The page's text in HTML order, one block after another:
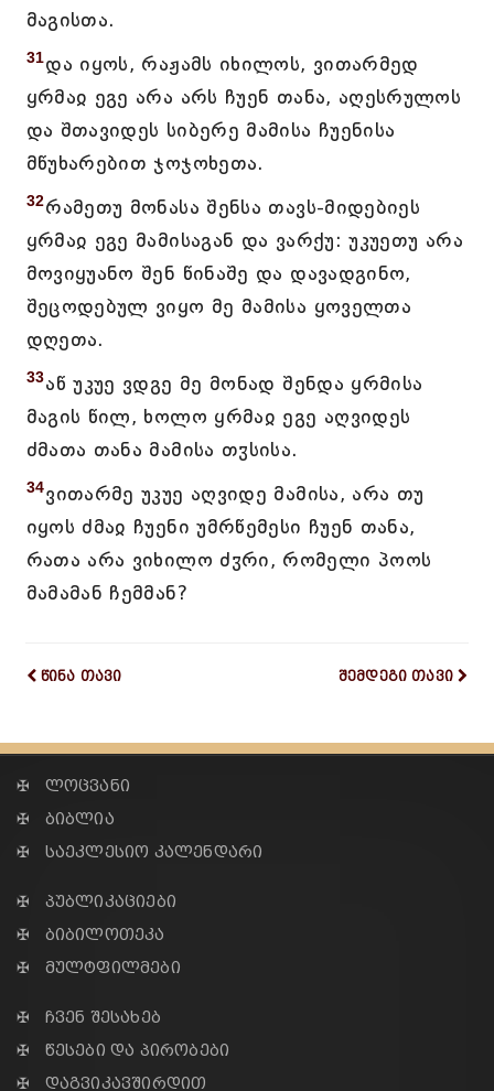
მაგისთა.
31და იყოს, რაჟამს იხილოს, ვითარმედ
ყრმაჲ ეგე არა არს ჩუენ თანა, აღესრულოს
და შთავიდეს სიბერე მამისა ჩუენისა
მწუხარებით ჯოჯოხეთა.
32რამეთუ მონასა შენსა თავს-მიდებიეს
ყრმაჲ ეგე მამისაგან და ვარქუ: უკუეთუ არა
მოვიყუანო შენ წინაშე და დავადგინო,
შეცოდებულ ვიყო მე მამისა ყოველთა
დღეთა.
33აწ უკუე ვდგე მე მონად შენდა ყრმისა
მაგის წილ, ხოლო ყრმაჲ ეგე აღვიდეს
ძმათა თანა მამისა თჳსისა.
34ვითარმე უკუე აღვიდე მამისა, არა თუ
იყოს ძმაჲ ჩუენი უმრწემესი ჩუენ თანა,
რათა არა ვიხილო ძჳრი, რომელი პოოს
მამამან ჩემმან?
წინა თავი შემდეგი თავი
✠ ლოცვანი
✠ ბიბლია
✠ საეკლესიო კალენდარი
✠ პუბლიკაციები
✠ ბიბილოთეკა
✠ მულტფილმები
✠ ჩვენ შესახებ
✠ წესები და პირობები
✠ დაგვიკავშირდით